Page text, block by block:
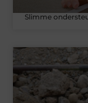
Slimme